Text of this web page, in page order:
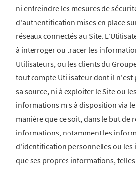
ni enfreindre les mesures de
d'authentification mises en place
réseaux connectés au Site.
à interroger ou tracer les
Utilisateurs, ou les clients du
tout compte Utilisateur dont il n'est
sa source, ni à exploiter le Site ou
informations mis à disposition via
manière que ce soit, dans le but de
informations, notamment les
d'identification personnelles ou les
que ses propres informations,